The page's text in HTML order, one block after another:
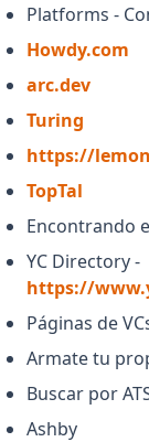
Platforms -
Howdy.com
arc.dev
Turing
https://
TopTal
Encontrando
YC Directory -
https://
Páginas de
Armate tu
Buscar por
Ashby